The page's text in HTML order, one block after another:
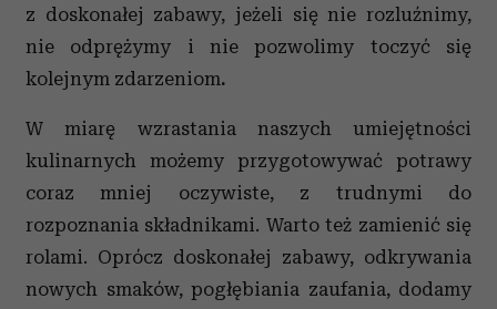
z doskonałej zabawy, jeżeli się nie rozluźnimy,
nie odprężymy i nie pozwolimy toczyć się
kolejnym zdarzeniom.
W miarę wzrastania naszych umiejętności
kulinarnych możemy przygotowywać potrawy
coraz mniej oczywiste, z trudnymi do
rozpoznania składnikami. Warto też zamienić się
rolami. Oprócz doskonałej zabawy, odkrywania
nowych smaków, pogłębiania zaufania, dodamy